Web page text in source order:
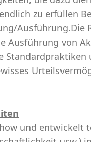
zu erfüllen
Ausführung.Die
Ausführung von
und entwickelt